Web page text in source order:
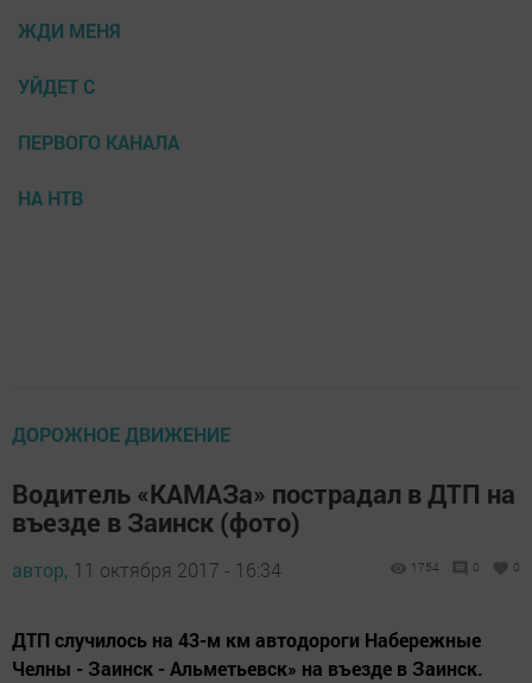
ЖДИ МЕНЯ
УЙДЕТ С
ПЕРВОГО КАНАЛА
НА НТВ
ДОРОЖНОЕ ДВИЖЕНИЕ
Водитель «КАМАЗа» пострадал в ДТП на
въезде в Заинск (фото)
автор, 11 октября 2017 - 16:34 1754 0 0
ДТП случилось на 43-м км автодороги Набережные
Челны - Заинск - Альметьевск» на въезде в Заинск.